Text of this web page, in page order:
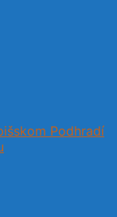
Podhradí